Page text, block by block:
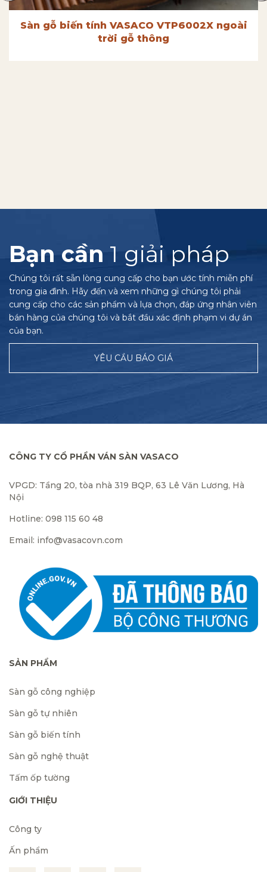
Sàn gỗ biến tính VASACO VTP6002X ngoài
trời gỗ thông
Bạn cần 1 giải pháp
Chúng tôi rất sẵn lòng cung cấp cho bạn ước tính miễn phí
trong gia đình. Hãy đến và xem những gì chúng tôi phải
cung cấp cho các sản phẩm và lựa chọn, đáp ứng nhân viên
bán hàng của chúng tôi và bắt đầu xác định phạm vi dự án
của bạn.
YÊU CẦU BÁO GIÁ
CÔNG TY CỔ PHẦN VÁN SÀN VASACO
VPGD: Tầng 20, tòa nhà 319 BQP, 63 Lê Văn Lương, Hà
Nội
Hotline: 098 115 60 48
Email: info@vasacovn.com
SẢN PHẨM
Sàn gỗ công nghiệp
Sàn gỗ tự nhiên
Sàn gỗ biến tính
Sàn gỗ nghệ thuật
Tấm ốp tường
GIỚI THIỆU
Công ty
Ấn phẩm